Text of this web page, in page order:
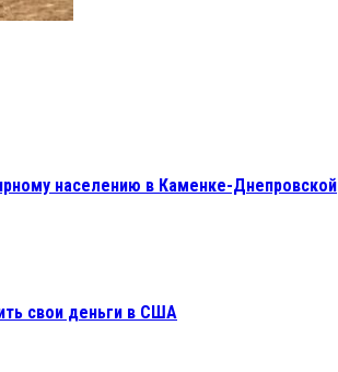
населению в Каменке-Днепровской
свои деньги в США